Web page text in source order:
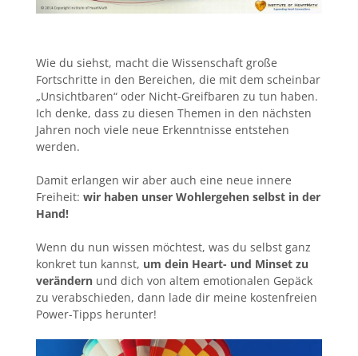
Wie du siehst, macht die Wissenschaft große
Fortschritte in den Bereichen, die mit dem scheinbar
„Unsichtbaren“ oder Nicht-Greifbaren zu tun haben.
Ich denke, dass zu diesen Themen in den nächsten
Jahren noch viele neue Erkenntnisse entstehen
werden.
Damit erlangen wir aber auch eine neue innere
Freiheit: wir haben unser Wohlergehen selbst in der
Hand!
Wenn du nun wissen möchtest, was du selbst ganz
konkret tun kannst, um dein Heart- und Minset zu
verändernund dich von altem emotionalen Gepäck
zu verabschieden, dann lade dir meine kostenfreien
Power-Tipps herunter!